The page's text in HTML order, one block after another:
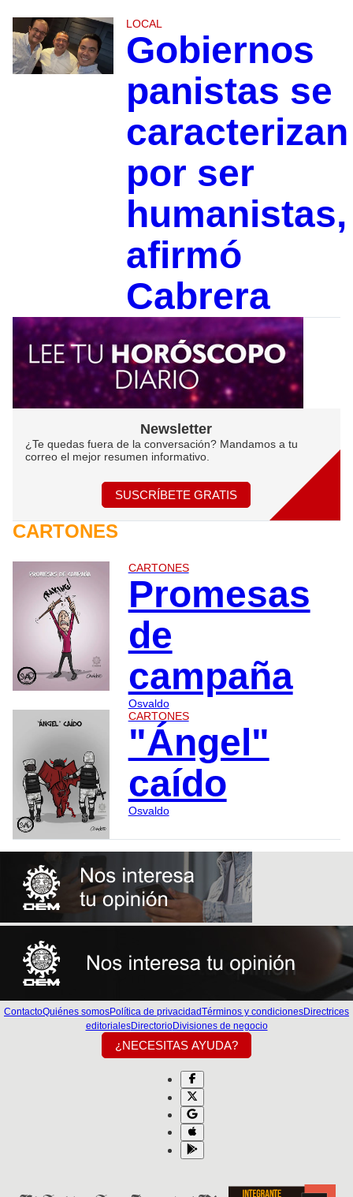
LOCAL
Gobiernos
panistas se
caracterizan
por ser
humanistas,
afirmó
Cabrera
Newsletter
¿Te quedas fuera de la conversación? Mandamos a tu
correo el mejor resumen informativo.
SUSCRÍBETE GRATIS
CARTONES
CARTONES
Promesas
de
campaña
Osvaldo
CARTONES
"Ángel"
caído
Osvaldo
ContactoQuiénes somosPolítica de privacidadTérminos y condicionesDirectrices
editorialesDirectorioDivisiones de negocio
¿NECESITAS AYUDA?